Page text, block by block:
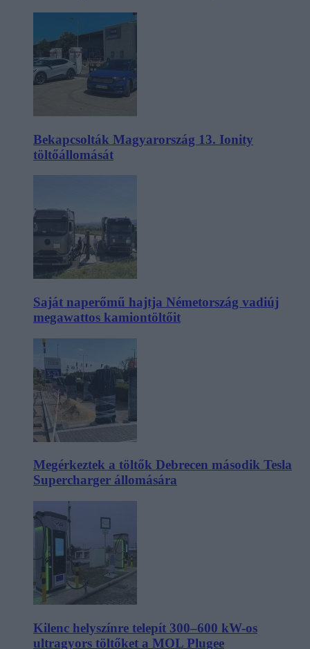
Bekapcsolták Magyarország 13. Ionity
töltőállomását
Saját naperőmű hajtja Németország vadiúj
megawattos kamiontöltőit
Megérkeztek a töltők Debrecen második Tesla
Supercharger állomására
Kilenc helyszínre telepít 300–600 kW-os
ultragyors töltőket a MOL Plugee